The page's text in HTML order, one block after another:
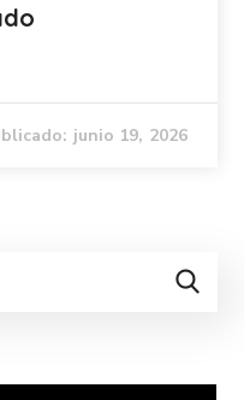
junio 19, 2026